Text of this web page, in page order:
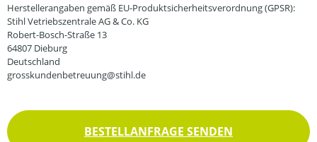
Herstellerangaben gemäß EU-Produktsicherheitsverordnung (GPSR):
Stihl Vetriebszentrale AG & Co. KG
Robert-Bosch-Straße 13
64807 Dieburg
Deutschland
grosskundenbetreuung@stihl.de
BESTELLANFRAGE SENDEN